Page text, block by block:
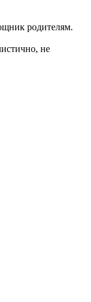
родителям.
не